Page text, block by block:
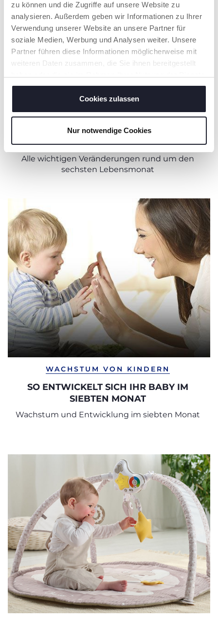
zu können und die Zugriffe auf unsere Website zu
analysieren. Außerdem geben wir Informationen zu Ihrer
Verwendung unserer Website an unsere Partner für
soziale Medien, Werbung und Analysen weiter. Unsere
Partner führen diese Informationen möglicherweise mit
weiteren Daten zusammen, die Sie ihnen bereitgestellt
gesammelt haben.
Cookies zulassen
Nur notwendige Cookies
WACHSTUM VON KINDERN
DER SECHSTE LEBENSMONAT IHRES
BABYS
Alle wichtigen Veränderungen rund um den
sechsten Lebensmonat
WACHSTUM VON KINDERN
SO ENTWICKELT SICH IHR BABY IM
SIEBTEN MONAT
Wachstum und Entwicklung im siebten Monat